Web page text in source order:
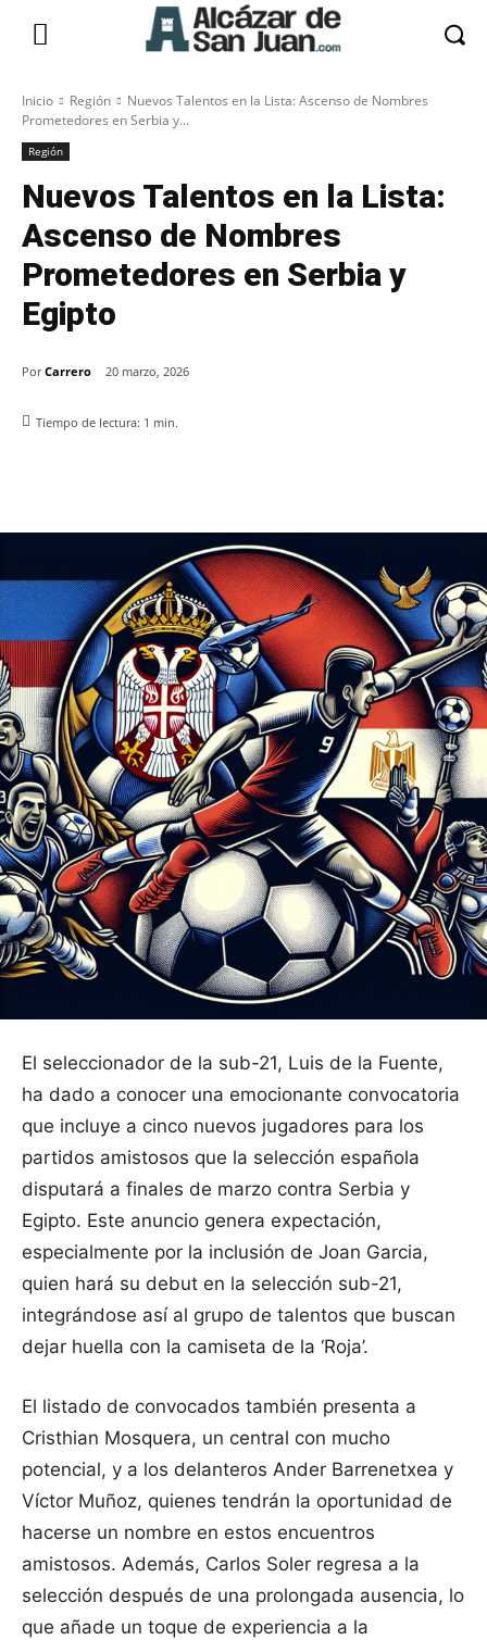
Inicio Región
Nuevos Talentos en la Lista: Ascenso de Nombres
Prometedores en Serbia y...
Región
Nuevos Talentos en la Lista:
Ascenso de Nombres
Prometedores en Serbia y
Egipto
Por Carrero 20 marzo, 2026
Tiempo de lectura: 1 min.
El seleccionador de la sub-21, Luis de la Fuente,
ha dado a conocer una emocionante convocatoria
que incluye a cinco nuevos jugadores para los
partidos amistosos que la selección española
disputará a finales de marzo contra Serbia y
Egipto. Este anuncio genera expectación,
especialmente por la inclusión de Joan Garcia,
quien hará su debut en la selección sub-21,
integrándose así al grupo de talentos que buscan
dejar huella con la camiseta de la ‘Roja’.
El listado de convocados también presenta a
Cristhian Mosquera, un central con mucho
potencial, y a los delanteros Ander Barrenetxea y
Víctor Muñoz, quienes tendrán la oportunidad de
hacerse un nombre en estos encuentros
amistosos. Además, Carlos Soler regresa a la
selección después de una prolongada ausencia, lo
que añade un toque de experiencia a la